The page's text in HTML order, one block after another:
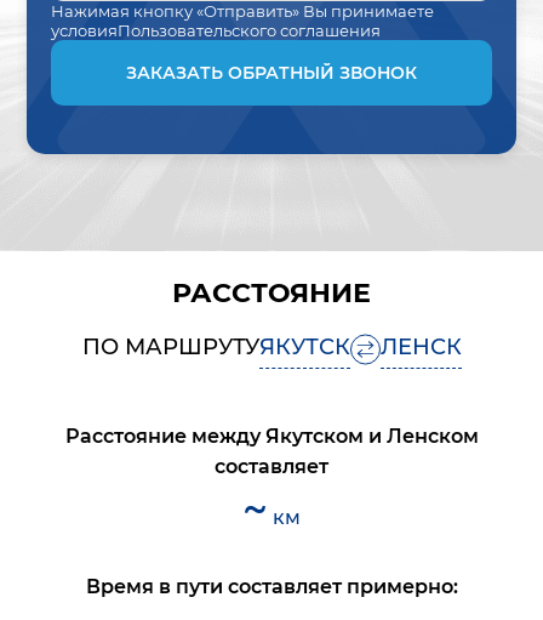
Нажимая кнопку «Отправить» Вы принимаете
условияПользовательского соглашения
ЗАКАЗАТЬ ОБРАТНЫЙ ЗВОНОК
РАССТОЯНИЕ
ПО МАРШРУТУЯКУТСК ЛЕНСК
Расстояние междуЯкутском и Ленском
составляет
~ км
Время в пути составляет примерно: